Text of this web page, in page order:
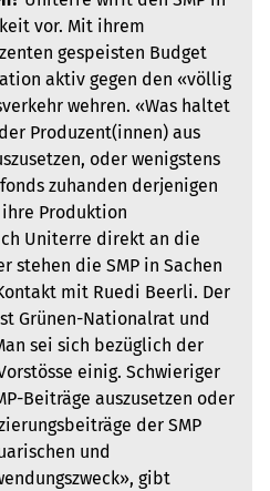
vor. Mit ihrem
gespeisten Budget
aktiv gegen den «völlig
wehren. «Was haltet
Produzent(innen) aus
oder wenigstens
zuhanden derjenigen
Produktion
Uniterre direkt an die
stehen die SMP in Sachen
mit Ruedi Beerli. Der
Grünen-Nationalrat und
sei sich bezüglich der
einig. Schwieriger
Beiträge auszusetzen oder
der SMP
und
gibt